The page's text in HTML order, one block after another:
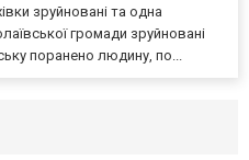
зруйновані та одна
громади зруйновані
поранено людину, по...